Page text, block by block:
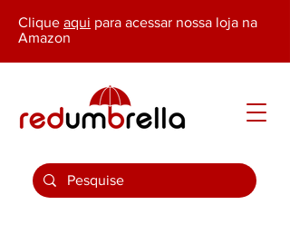
Clique aqui para acessar nossa loja na
Amazon